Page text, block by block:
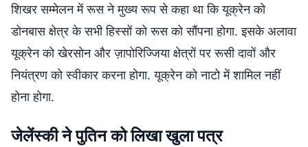
शिखर सम्मेलन में रूस ने मुख्य रूप से कहा था कि यूक्रेन को
डोनबास क्षेत्र के सभी हिस्सों को रूस को सौंपना होगा. इसके अलावा
यूक्रेन को खेरसोन और ज़ापोरिज्जिया क्षेत्रों पर रूसी दावों और
नियंत्रण को स्वीकार करना होगा. यूक्रेन को नाटो में शामिल नहीं
होना होगा.
जेलेंस्की ने पुतिन को लिखा खुला पत्र